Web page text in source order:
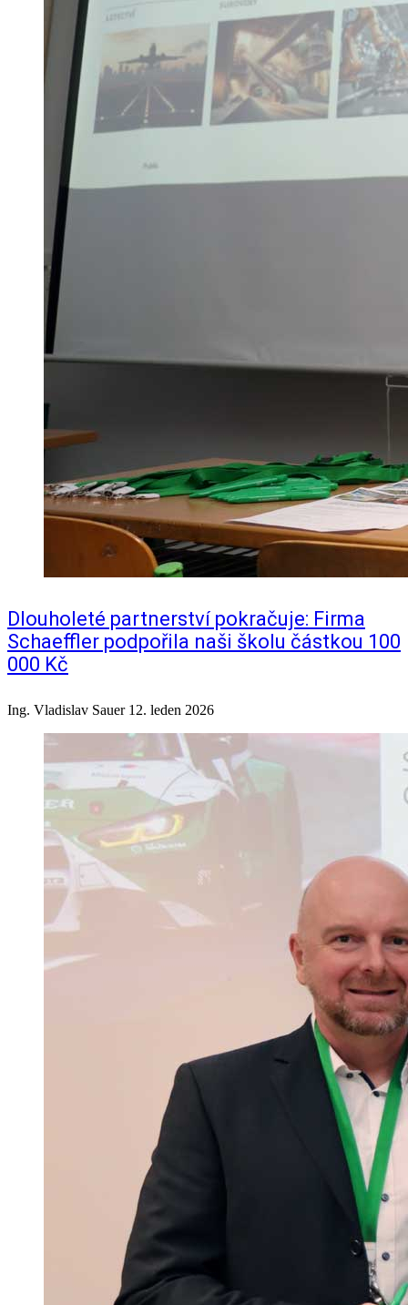
Dlouholeté partnerství pokračuje: Firma
Schaeffler podpořila naši školu částkou 100
000 Kč
Ing. Vladislav Sauer 12. leden 2026